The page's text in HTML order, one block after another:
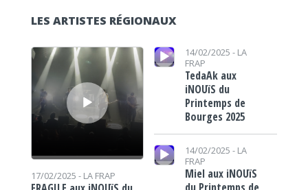
LES ARTISTES RÉGIONAUX
Lecteur audio
17/02/2025 - LA FRAP
Lecteur audio 14/02/2025 - LA
FRAP
TedaAk aux
iNOUïS du
Printemps de
Bourges 2025
Lecteur audio
14/02/2025 - LA
FRAP
Miel aux iNOUïS